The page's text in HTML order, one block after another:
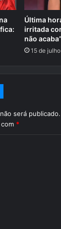
Última
irritada
não
15 de
será publicado.
*